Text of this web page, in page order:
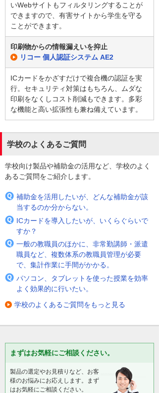
いWebサイトもフィルタリングすることが
できますので、有害サイトから学生を守る
ことができます。
印刷物からの情報漏えいを抑止
リコー 個人認証システム AE2
ICカードをかざすだけで複合機の認証を実
行。セキュリティ対策はもちろん、ムダな
印刷をなくしコスト削減もできます。多彩
な機能と高い拡張性も兼ね備えています。
学校のよくあるご質問
学校向け製品や補助金の活用など、学校のよく
あるご質問をご紹介します。
補助金を活用したいが、どんな補助金が該
当するのか分からない。
ICカードを導入したいが、いくらぐらいで
すか？
一般の教職員のほかに、非常勤講師・派遣
職員など、複数体系の教職員管理が必要
で、集計作業に手間がかかる。
パソコン、タブレットを使った授業を効率
よく効果的に行いたい。
学校のよくあるご質問をもっと見る
まずはお気軽にご相談ください。
製品の選定やお見積りなど、お客
様のお悩みにお応えします。まず
はお気軽にご相談ください。